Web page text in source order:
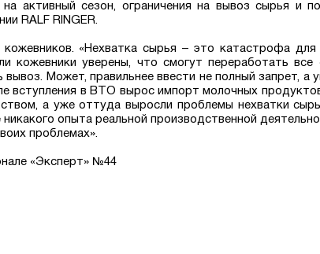
активный сезон, ограничения на вывоз сырья и
RALF RINGER.
«Нехватка сырья – это катастрофа
кожевники уверены, что смогут переработать
Может, правильнее ввести не полный запрет, а
вступления в ВТО вырос импорт молочных
а уже оттуда выросли проблемы нехватки
опыта реальной производственной
проблемах».
«Эксперт» №44